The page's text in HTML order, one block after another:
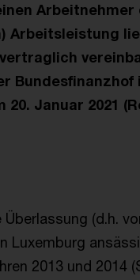
Arbeitsleistung
Bundesfinanzhof
Januar 2021
(d.h.
Luxemburg
2013 und 2014